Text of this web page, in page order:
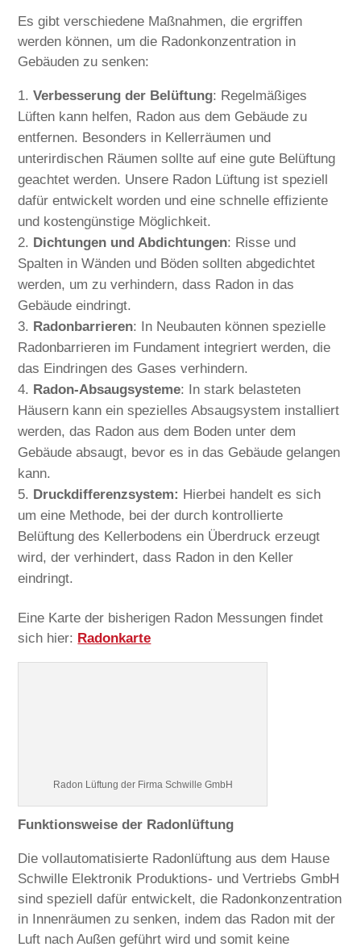
Es gibt verschiedene Maßnahmen, die ergriffen
werden können, um die Radonkonzentration in
Gebäuden zu senken:
Verbesserung der Belüftung: Regelmäßiges
Lüften kann helfen, Radon aus dem Gebäude zu
entfernen. Besonders in Kellerräumen und
unterirdischen Räumen sollte auf eine gute Belüftung
geachtet werden. Unsere Radon Lüftung ist speziell
dafür entwickelt worden und eine schnelle effiziente
und kostengünstige Möglichkeit.
Dichtungen und Abdichtungen: Risse und
Spalten in Wänden und Böden sollten abgedichtet
werden, um zu verhindern, dass Radon in das
Gebäude eindringt.
Radonbarrieren: In Neubauten können spezielle
Radonbarrieren im Fundament integriert werden, die
das Eindringen des Gases verhindern.
Radon-Absaugsysteme: In stark belasteten
Häusern kann ein spezielles Absaugsystem installiert
werden, das Radon aus dem Boden unter dem
Gebäude absaugt, bevor es in das Gebäude gelangen
kann.
Druckdifferenzsystem: Hierbei handelt es sich
um eine Methode, bei der durch kontrollierte
Belüftung des Kellerbodens ein Überdruck erzeugt
wird, der verhindert, dass Radon in den Keller
eindringt.
Eine Karte der bisherigen Radon Messungen findet
sich hier: Radonkarte
Radon Lüftung der Firma Schwille GmbH
Funktionsweise der Radonlüftung
Die vollautomatisierte Radonlüftung aus dem Hause
Schwille Elektronik Produktions- und Vertriebs GmbH
sind speziell dafür entwickelt, die Radonkonzentration
in Innenräumen zu senken, indem das Radon mit der
Luft nach Außen geführt wird und somit keine